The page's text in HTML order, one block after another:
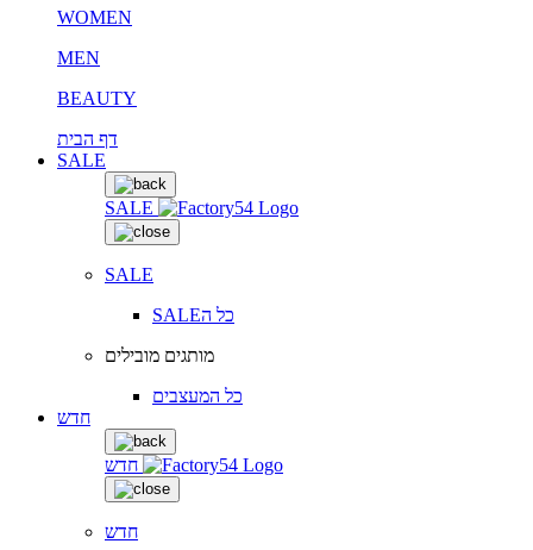
WOMEN
MEN
BEAUTY
דף הבית
SALE
SALE
SALE
SALEכל ה
מותגים מובילים
כל המעצבים
חדש
חדש
חדש